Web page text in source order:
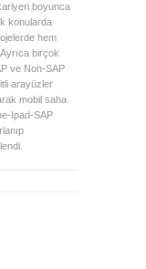
boyunca
konularda
hem
birçok
ve Non-SAP
arayüzler
mobil saha
Ipad-SAP